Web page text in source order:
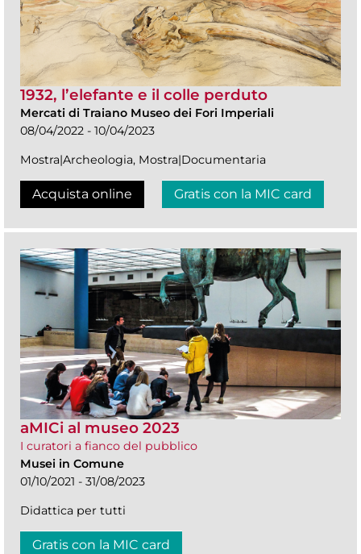
1932, l’elefante e il colle perduto
Mercati di Traiano Museo dei Fori Imperiali
08/04/2022 - 10/04/2023
Mostra|Archeologia, Mostra|Documentaria
Acquista online Gratis con la MIC card
aMICi al museo 2023
I curatori a fianco del pubblico
Musei in Comune
01/10/2021 - 31/08/2023
Didattica per tutti
Gratis con la MIC card